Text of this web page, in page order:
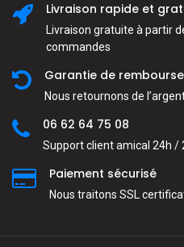
Livraison rapide et
Livraison gratuite à partir
commandes
Garantie de
Nous retournons de
06 62 64 75 08
Support client amical 24h /
Paiement sécurisé
Nous traitons SSL